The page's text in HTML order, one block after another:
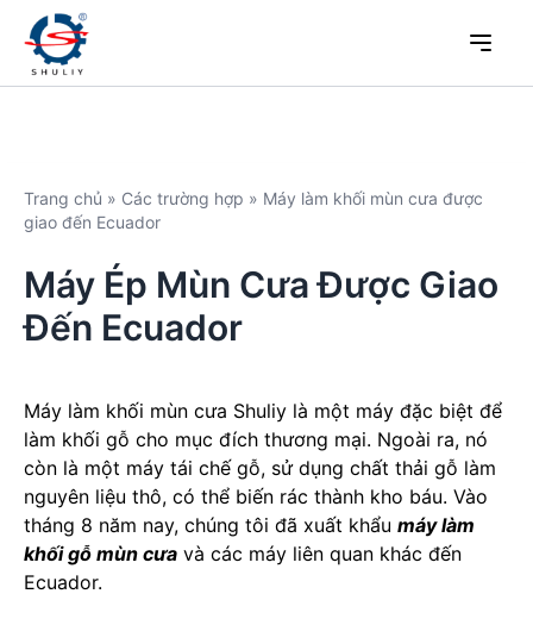
Trang chủ » Các trường hợp » Máy làm khối mùn cưa được
giao đến Ecuador
Máy Ép Mùn Cưa Được Giao
Đến Ecuador
Máy làm khối mùn cưa Shuliy là một máy đặc biệt để
làm khối gỗ cho mục đích thương mại. Ngoài ra, nó
còn là một máy tái chế gỗ, sử dụng chất thải gỗ làm
nguyên liệu thô, có thể biến rác thành kho báu. Vào
tháng 8 năm nay, chúng tôi đã xuất khẩu máy làm
khối gỗ mùn cưa và các máy liên quan khác đến
Ecuador.